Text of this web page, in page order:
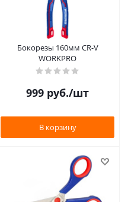
Бокорезы 160мм CR-V
WORKPRO
999 руб./шт
В корзину